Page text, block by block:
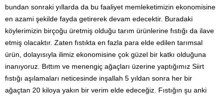
bundan sonraki yıllarda da bu faaliyet memleketimizin ekonomisine
en azami şekilde fayda getirerek devam edecektir. Buradaki
köylerimizin birçoğu üretmiş olduğu tarım ürünlerine fıstığı da ilave
etmiş olacaktır. Zaten fıstıkta en fazla para elde edilen tarımsal
ürün, dolayısıyla ilimiz ekonomisine çok güzel bir katkı olduğuna
inanıyoruz. Bıttım ve menengiç ağaçları üzerine yaptığımız Siirt
fıstığı aşılamaları neticesinde inşallah 5 yıldan sonra her bir
ağaçtan 20 kiloya yakın bir verim elde edeceğiz. Fıstığın şu anki